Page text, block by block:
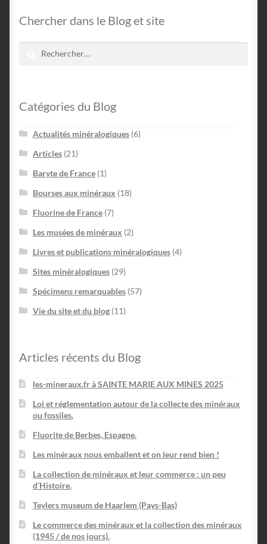
Chercher dans le Blog et site
Catégories du Blog
Actualités minéralogiques(6)
Articles(21)
Baryte de France(1)
Bourses aux minéraux (18)
Fluorine de France(7)
Les musées de minéraux (2)
Livres et publications minéralogiques(4)
Sites minéralogiques(29)
Spécimens remarquables(57)
Vie du site et du blog(11)
Articles récents du Blog
les-mineraux.fr à SAINTE MARIE AUX MINES 2025
Loi et réglementation autour de la collecte des minéraux
ou fossiles.
Fluorite de Berbes, Espagne.
Les minéraux nous emballent et on leur rend bien !
La collection de minéraux et leur commerce : un peu
d’Histoire.
Teylers museum de Haarlem (Pays-Bas)
Le commerce des minéraux et la collection des minéraux
(1945 / de nos jours).